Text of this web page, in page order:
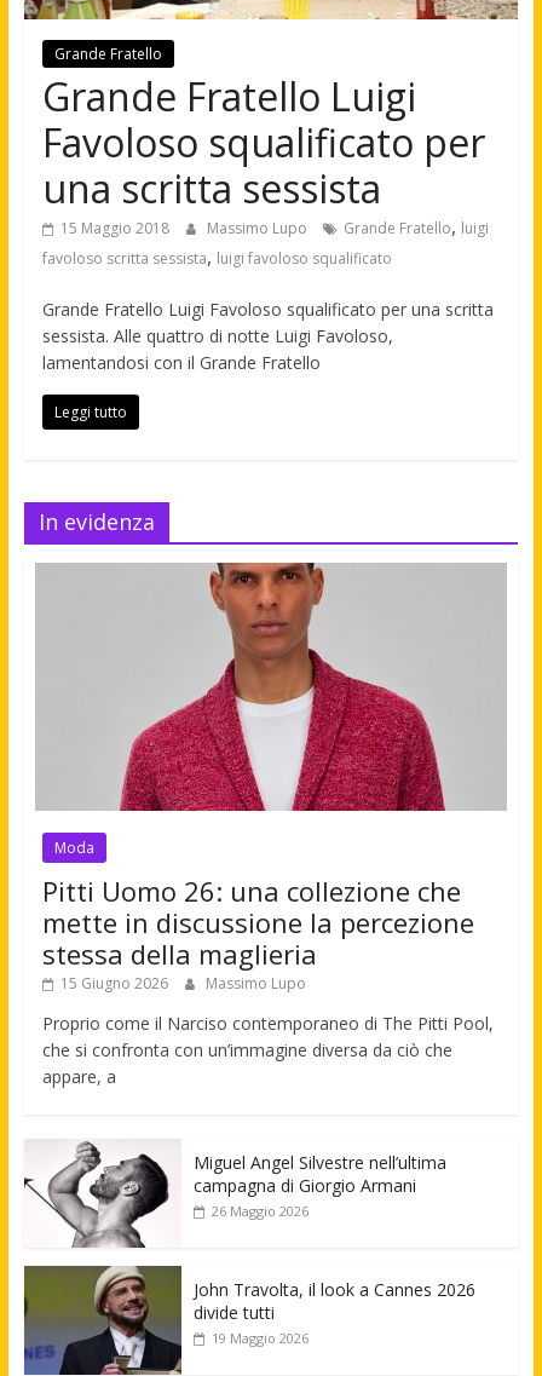
Grande Fratello
Grande Fratello Luigi
Favoloso squalificato per
una scritta sessista
15 Maggio 2018 Massimo Lupo Grande Fratello, luigi
favoloso scritta sessista, luigi favoloso squalificato
Grande Fratello Luigi Favoloso squalificato per una scritta
sessista. Alle quattro di notte Luigi Favoloso,
lamentandosi con il Grande Fratello
Leggi tutto
In evidenza
Moda
Pitti Uomo 26: una collezione che
mette in discussione la percezione
stessa della maglieria
15 Giugno 2026 Massimo Lupo
Proprio come il Narciso contemporaneo di The Pitti Pool,
che si confronta con un’immagine diversa da ciò che
appare, a
Miguel Angel Silvestre nell’ultima
campagna di Giorgio Armani
26 Maggio 2026
John Travolta, il look a Cannes 2026
divide tutti
19 Maggio 2026